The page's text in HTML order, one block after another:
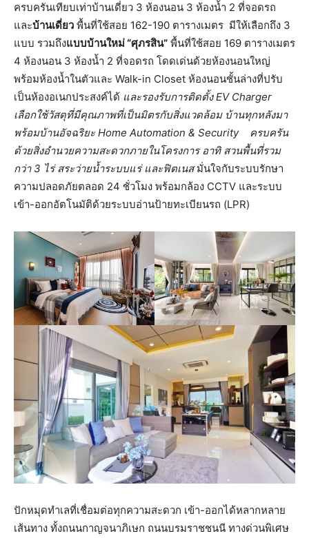
ครบครันเทียบเท่าบ้านเดี่ยว 3 ห้องนอน 3 ห้องน้ำ 2 ที่จอดรถ
และบ้านเดี่ยว พื้นที่ใช้สอย 162-190 ตารางเมตร มีให้เลือกถึง 3
แบบ รวมถึงแบบบ้านใหม่ “ศุภรสิน” พื้นที่ใช้สอย 169 ตารางเมตร
4 ห้องนอน 3 ห้องน้ำ 2 ที่จอดรถ โดดเด่นด้วยห้องนอนใหญ่
พร้อมห้องน้ำในตัวและ Walk-in Closet ห้องนอนชั้นล่างที่ปรับ
เป็นห้องอเนกประสงค์ได้ และรองรับการติดตั้ง EV Charger
เลือกใช้วัสดุที่มีคุณภาพที่เป็นมิตรกับสิ่งแวดล้อม บ้านทุกหลังมา
พร้อมบ้านอัจฉริยะ Home Automation & Security ครบครัน
ด้วยสิ่งอำนวยความสะดวกภายในโครงการ อาทิ สวนพื้นที่รวม
กว่า 3 ไร่ สระว่ายน้ำระบบแร่ และฟิตเนสมั่นใจกับระบบรักษา
ความปลอดภัยตลอด 24 ชั่วโมง พร้อมกล้อง CCTV และระบบ
เข้า-ออกอัตโนมัติด้วยระบบอ่านป้ายทะเบียนรถ (LPR)
ปักหมุดทำเลที่เชื่อมต่อทุกความสะดวก เข้า-ออกได้หลากหลาย
เส้นทาง ทั้งถนนกาญจนาภิเษก ถนนบรมราชชนนี ทางด่วนพิเศษ